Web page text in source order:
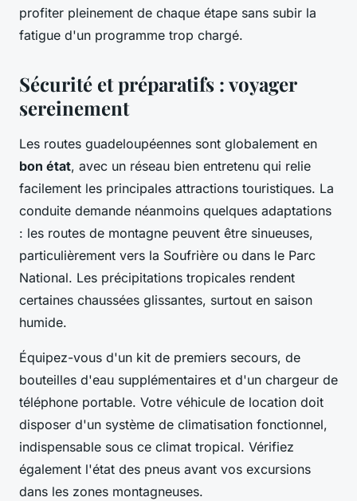
profiter pleinement de chaque étape sans subir la
fatigue d'un programme trop chargé.
Sécurité et préparatifs : voyager
sereinement
Les routes guadeloupéennes sont globalement en
bon état, avec un réseau bien entretenu qui relie
facilement les principales attractions touristiques. La
conduite demande néanmoins quelques adaptations
: les routes de montagne peuvent être sinueuses,
particulièrement vers la Soufrière ou dans le Parc
National. Les précipitations tropicales rendent
certaines chaussées glissantes, surtout en saison
humide.
Équipez-vous d'un kit de premiers secours, de
bouteilles d'eau supplémentaires et d'un chargeur de
téléphone portable. Votre véhicule de location doit
disposer d'un système de climatisation fonctionnel,
indispensable sous ce climat tropical. Vérifiez
également l'état des pneus avant vos excursions
dans les zones montagneuses.